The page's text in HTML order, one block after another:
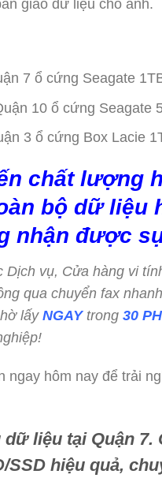
giao dữ liệu cho anh.
7 ổ cứng Seagate
10 ổ cứng Seagate
3 ổ cứng Box Lacie
chất lượng
bộ dữ liệu
nhận được
Dịch vụ, Cửa hàng vi
qua chuyển fax
lấy NGAYtrong 30
ngay hôm nay để trải
liệu tại Quận 7.
hiệu quả,